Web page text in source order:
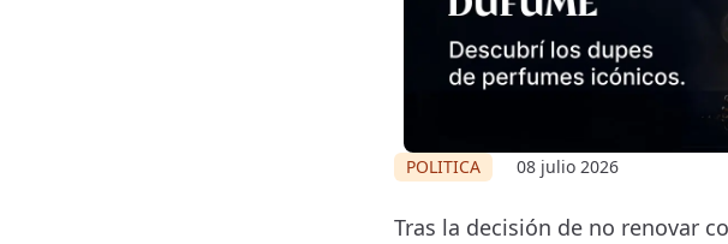
POLITICA 08 julio 2026
Tras la decisión de no renovar